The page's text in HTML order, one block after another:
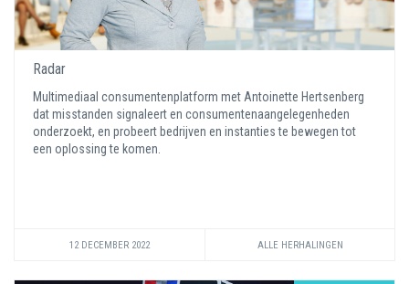
Radar
Multimediaal consumentenplatform met Antoinette Hertsenberg
dat misstanden signaleert en consumentenaangelegenheden
onderzoekt, en probeert bedrijven en instanties te bewegen tot
een oplossing te komen.
12 DECEMBER 2022 ALLE HERHALINGEN